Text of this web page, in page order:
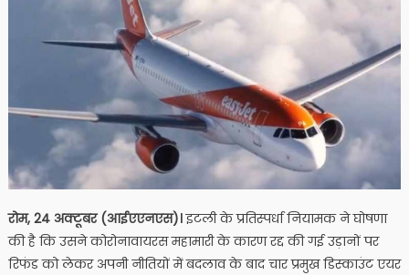
रोम, 24 अक्टूबर (आईएएनएस)।इटली के प्रतिस्पर्धा नियामक ने घोषणा
की है कि उसने कोरोनावायरस महामारी के कारण रद्द की गई उड़ानों पर
रिफंड को लेकर अपनी नीतियों में बदलाव के बाद चार प्रमुख डिस्काउंट एयर